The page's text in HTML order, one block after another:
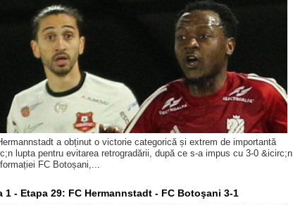
a obținut o victorie categorică și extrem de importantă
lupta pentru evitarea retrogradării, după ce s-a impus cu 3-0 &icirc;n
FC Botoșani,...
1 - Etapa 29: FC Hermannstadt - FC Botoşani 3-1